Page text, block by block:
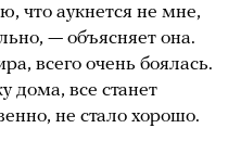
что аукнется не мне,
— объясняет она.
всего очень боялась.
дома, все станет
не стало хорошо.